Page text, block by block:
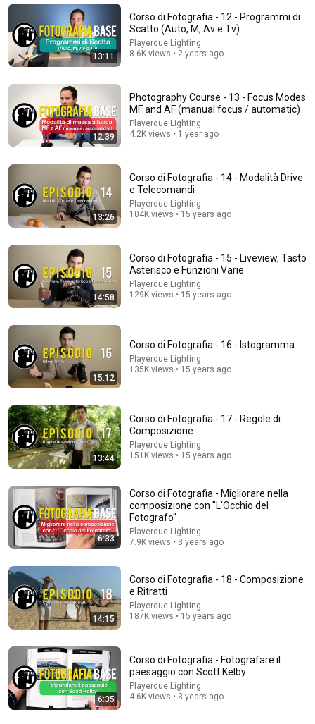
21:54
Corso di Fotografia - 05 - Esposizione
Playerdue Lighting •
Corso di Fotografia - 08 - Apertura del Diaframma
Playerdue Lighting • 188K views
Corso di Fotografia - 07 - Tempo di scatto e mosso
Playerdue Lighting 56K views
13:11
Corso di Fotografia - 12 - Programmi di
Scatto (Auto, M, Av e Tv)
Playerdue Lighting
8.6K views • 2 years ago
12:39
Photography Course - 13 - Focus Modes
MF and AF (manual focus / automatic)
Playerdue Lighting
4.2K views • 1 year ago
13:26
Corso di Fotografia - 14 - Modalità Drive
e Telecomandi
Playerdue Lighting
104K views • 15 years ago
14:58
Corso di Fotografia - 15 - Liveview, Tasto
Asterisco e Funzioni Varie
Playerdue Lighting
129K views • 15 years ago
15:12
Corso di Fotografia - 16 - Istogramma
Playerdue Lighting
135K views • 15 years ago
13:44
Corso di Fotografia - 17 - Regole di
Composizione
Playerdue Lighting
151K views • 15 years ago
6:33
Corso di Fotografia - Migliorare nella
composizione con "L'Occhio del
Fotografo"
Playerdue Lighting
7.9K views • 3 years ago
14:15
Corso di Fotografia - 18 - Composizione
e Ritratti
Playerdue Lighting
187K views • 15 years ago
6:35
Corso di Fotografia - Fotografare il
paesaggio con Scott Kelby
Playerdue Lighting
4.6K views • 3 years ago